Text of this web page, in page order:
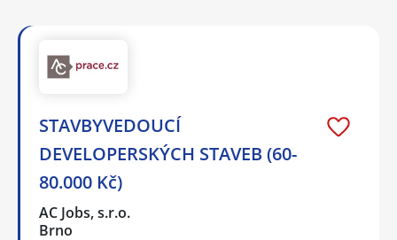
STAVBYVEDOUCÍ
DEVELOPERSKÝCH STAVEB (60-
80.000 Kč)
AC Jobs, s.r.o.
Brno